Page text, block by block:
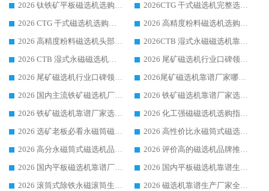
2026 钛铁矿平板磁选机选购指南 行业口碑优选品牌生产企业实力排行榜
2026CTG 干式磁选机完整选购指南 行业口碑顶尖靠谱生产龙头厂家实力推荐
2026 CTG 干式磁选机选购指南|行业口碑靠谱生产厂家领域强者推荐
2026 高精度粉料磁选机选购全攻略 行业优质品牌华体会手机网页版-华体会(中国) 实力深度解析
2026 高精度粉料磁选机头部厂家选购指南 行业口碑靠谱品牌推荐 领域强者华体会手机网页版-华体会(中国) 解析
2026CTB 湿式永磁磁选机靠谱厂家实力排行榜 铁矿选矿设备采购全流程选购指南
2026 CTB 湿式永磁磁选机选购指南|行业口碑良好品牌推荐，领域强者华体会手机网页版-华体会(中国)
2026 尾矿磁选机行业口碑领域强者，源头直供国内主流厂家华体会手机网页版-华体会(中国) 一站式服务
2026 尾矿磁选机行业口碑领域强者，源头直供国内主流厂家华体会手机网页版-华体会(中国) 一站式服务
2026尾矿磁选机靠谱厂家哪家好 行业口碑领域强者华体会手机网页版-华体会(中国) 推荐
2026 国内主流铁矿磁选机厂家选购指南|行业口碑好品牌推荐，领域强者华体会手机网页版-华体会(中国)
2026 铁矿磁选机靠谱厂家选购全攻略 行业标杆华体会手机网页版-华体会(中国) 设备性价比出众
2026 铁矿磁选机靠谱厂家选购指南，领域强者华体会手机网页版-华体会(中国) 铁矿磁选机性价比高
2026 化工强磁磁选机选购指南 5 家行业口碑靠谱厂家领域强者推荐
2026 选矿老板必看永磁筒磁选机推荐 行业头部品牌口碑设备选购全攻略
2026 高性价比永磁筒式磁选机品牌盘点 行业强者口碑实测选购完整指南
2026 高分永磁筒式磁选机品牌推荐 选矿设备强者对比测评采购避坑全攻略
2026 评价高的磁选机品牌推荐选购指南，永磁筒式磁选机设备领域强者全景行业口碑解析
2026 国内平板磁选机靠谱厂家排名 行业实测口碑设备按需选购全指南
2026 国内平板磁选机靠谱生产厂家推荐排名|行业口碑选购指南，领域强者按需选设备
2026 滚筒式除铁永磁滚筒生产厂家推荐排名|行业口碑选购指南，领域强者源头厂商精选
2026 磁选机靠谱生产厂家全梳理 分场景选型行业头部品牌选购参考攻略